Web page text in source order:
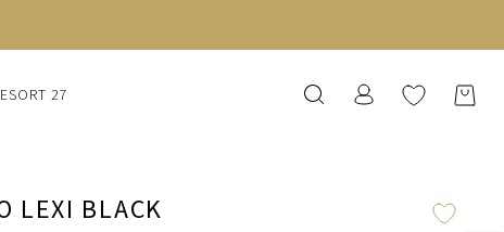
27
LEXI BLACK